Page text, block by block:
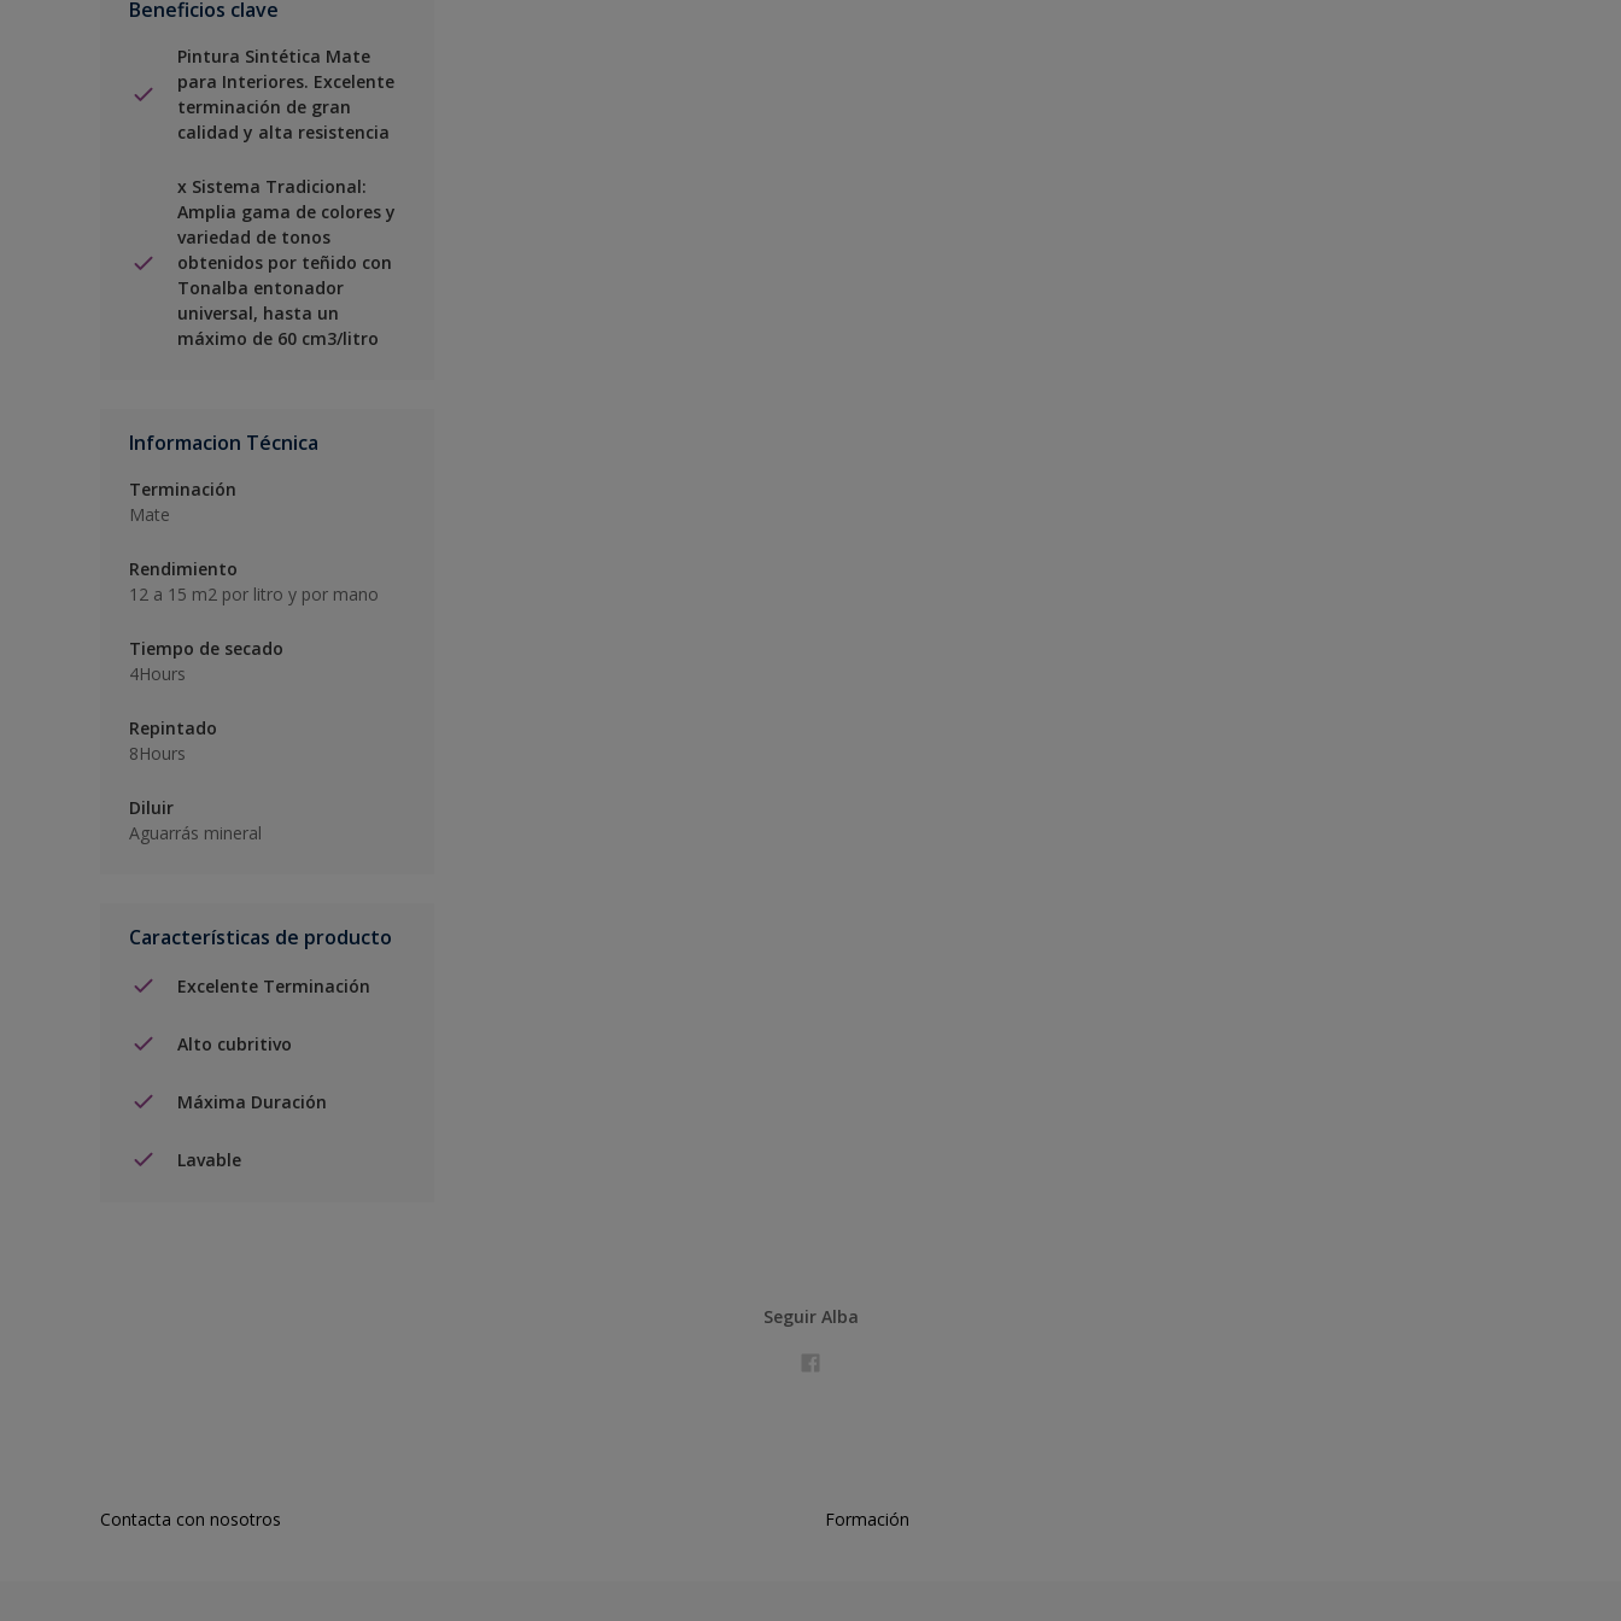
Beneficios clave
Pintura Sintética Mate
para Interiores. Excelente
terminación de gran
calidad y alta resistencia
x Sistema Tradicional:
Amplia gama de colores y
variedad de tonos
obtenidos por teñido con
Tonalba entonador
universal, hasta un
máximo de 60 cm3/litro
Informacion Técnica
Terminación
Mate
Rendimiento
12 a 15 m2 por litro y por mano
Tiempo de secado
4Hours
Repintado
8Hours
Diluir
Aguarrás mineral
Características de producto
Excelente Terminación
Alto cubritivo
Máxima Duración
Lavable
Seguir Alba
Contacta con nosotros Formación